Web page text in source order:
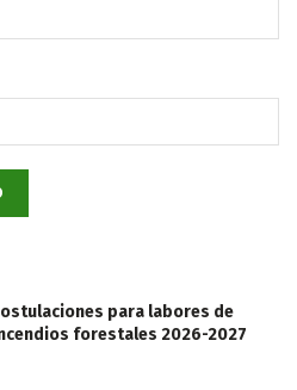
para labores de
forestales 2026-2027